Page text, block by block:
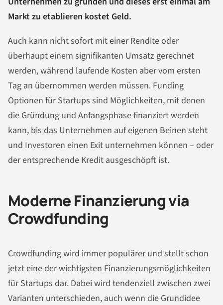
Markt zu etablieren kostet Geld.
Auch kann nicht sofort mit einer Rendite oder
überhaupt einem signifikanten Umsatz gerechnet
werden, während laufende Kosten aber vom ersten
Tag an übernommen werden müssen. Funding
Optionen für Startups sind Möglichkeiten, mit denen
die Gründung und Anfangsphase finanziert werden
kann, bis das Unternehmen auf eigenen Beinen steht
und Investoren einen Exit unternehmen können – oder
der entsprechende Kredit ausgeschöpft ist.
Moderne Finanzierung via
Crowdfunding
Crowdfunding wird immer populärer und stellt schon
jetzt eine der wichtigsten Finanzierungsmöglichkeiten
für Startups dar. Dabei wird tendenziell zwischen zwei
Varianten unterschieden, auch wenn die Grundidee